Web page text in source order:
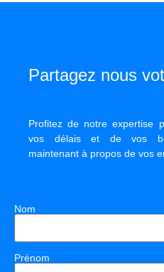
Partagez nous
Profitez de notre expertise
vos délais et de vos
maintenant à propos de vos
Nom
Prénom